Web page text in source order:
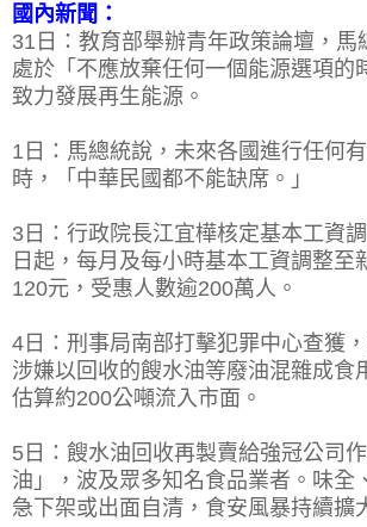
國內新聞：
31日：教育部舉辦青年政策論壇，馬
處於「不應放棄任何一個能源選項的
致力發展再生能源。
1日：馬總統說，未來各國進行任何
時，「中華民國都不能缺席。」
3日：行政院長江宜樺核定基本工資
日起，每月及每小時基本工資調整至
120元，受惠人數逾200萬人。
4日：刑事局南部打擊犯罪中心查獲
涉嫌以回收的餿水油等廢油混雜成食
估算約200公噸流入市面。
5日：餿水油回收再製賣給強冠公司
油」，波及眾多知名食品業者。味全
急下架或出面自清，食安風暴持續擴